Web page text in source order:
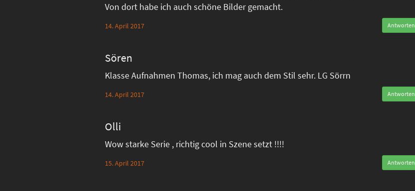
Von dort habe ich auch schöne Bilder gemacht.
14. April 2017 Antworten
Sören
Klasse Aufnahmen Thomas, ich mag auch dem Stil sehr. LG Sörrn
14. April 2017 Antworten
Olli
Wow starke Serie , richtig cool in Szene setzt !!!!
15. April 2017 Antworten